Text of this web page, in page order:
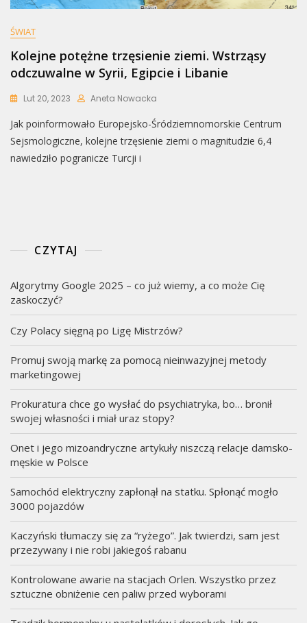
ŚWIAT
Kolejne potężne trzęsienie ziemi. Wstrząsy
odczuwalne w Syrii, Egipcie i Libanie
Lut 20, 2023 Aneta Nowacka
Jak poinformowało Europejsko-Śródziemnomorskie Centrum
Sejsmologiczne, kolejne trzęsienie ziemi o magnitudzie 6,4
nawiedziło pogranicze Turcji i
CZYTAJ
Algorytmy Google 2025 – co już wiemy, a co może Cię
zaskoczyć?
Czy Polacy sięgną po Ligę Mistrzów?
Promuj swoją markę za pomocą nieinwazyjnej metody
marketingowej
Prokuratura chce go wysłać do psychiatryka, bo… bronił
swojej własności i miał uraz stopy?
Onet i jego mizoandryczne artykuły niszczą relacje damsko-
męskie w Polsce
Samochód elektryczny zapłonął na statku. Spłonąć mogło
3000 pojazdów
Kaczyński tłumaczy się za “ryżego”. Jak twierdzi, sam jest
przezywany i nie robi jakiegoś rabanu
Kontrolowane awarie na stacjach Orlen. Wszystko przez
sztuczne obniżenie cen paliw przed wyborami